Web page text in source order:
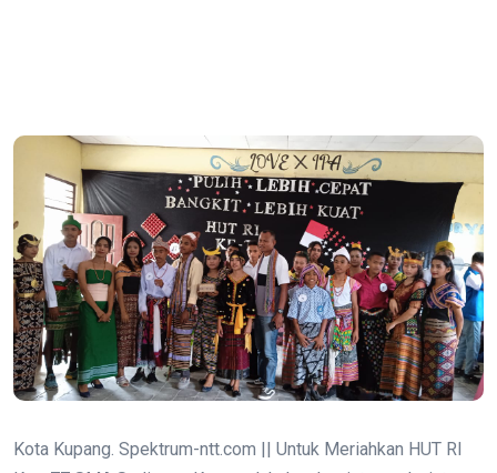
Kota Kupang. Spektrum-ntt.com || Untuk Meriahkan HUT RI